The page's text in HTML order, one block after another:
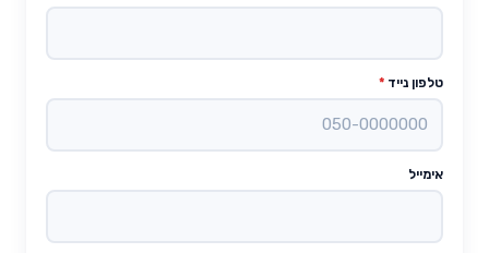
טלפון נייד *
אימייל